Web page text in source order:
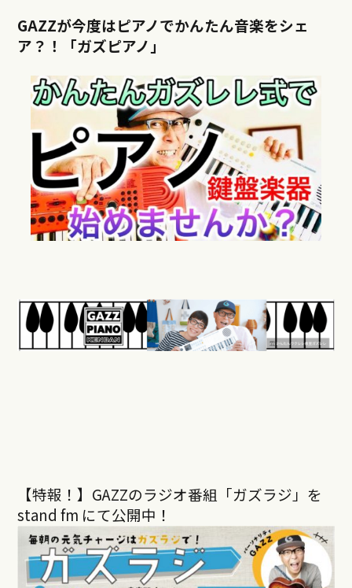
GAZZが今度はピアノでかんたん音楽をシェ
ア？！「ガズピアノ」
【特報！】GAZZのラジオ番組「ガズラジ」を
stand fm にて公開中！